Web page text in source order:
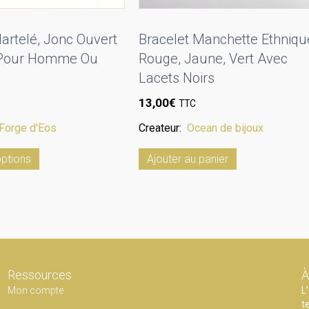
Jonc Ouvert
Homme Ou
d'Eos
Ce
produit
peuvent
Bracelet Manchette
Rouge, Jaune, Vert Avec
Lacets Noirs
13,00€ TTC
Createur: Ocean de bijoux
Ajouter au panier
Ressources
Mon compte